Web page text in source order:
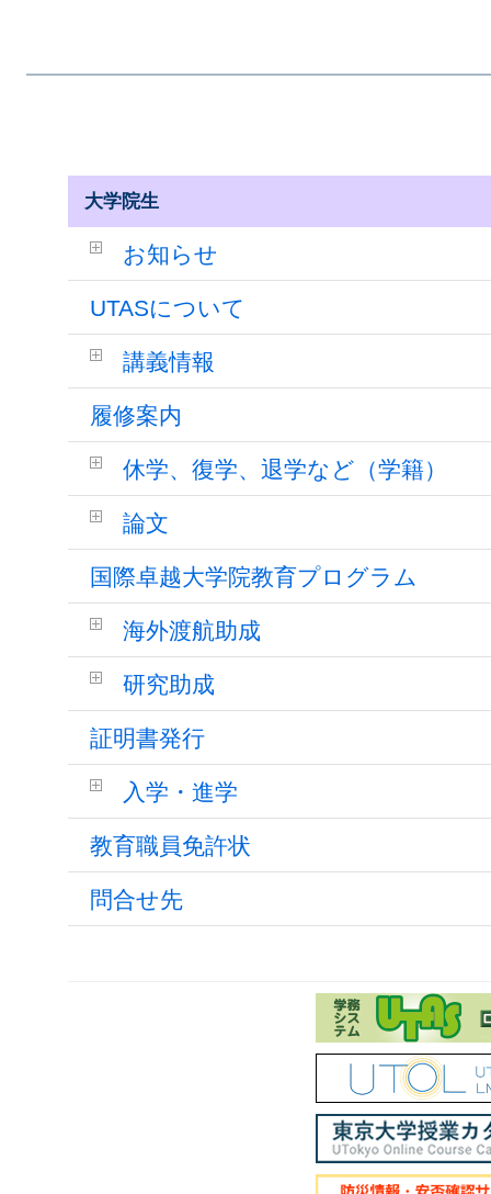
大学院生
お知らせ
UTASについて
講義情報
履修案内
休学、復学、退学など（学籍）
論文
国際卓越大学院教育プログラム
海外渡航助成
研究助成
証明書発行
入学・進学
教育職員免許状
問合せ先